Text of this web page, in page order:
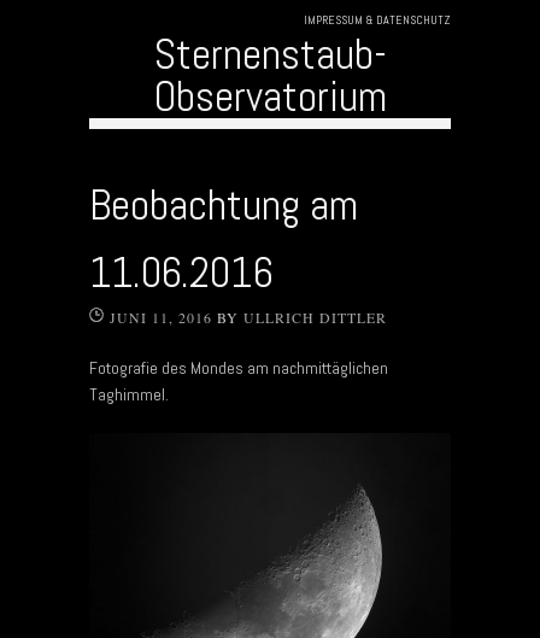
IMPRESSUM & DATENSCHUTZ
Sternenstaub-
Observatorium
Beobachtung am
11.06.2016
JUNI 11, 2016 BY ULLRICH DITTLER
Fotografie des Mondes am nachmittäglichen
Taghimmel.